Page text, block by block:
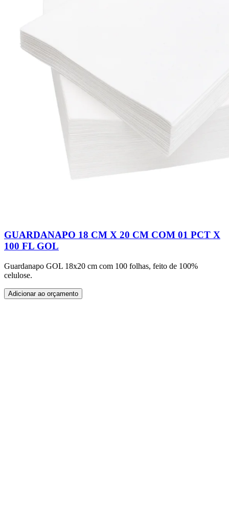
GUARDANAPO 18 CM X 20 CM COM 01 PCT X
100 FL GOL
Guardanapo GOL 18x20 cm com 100 folhas, feito de 100%
celulose.
Adicionar ao orçamento